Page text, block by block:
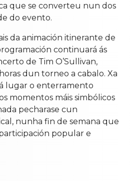
que se converteu nun dos
do evento.
da animación itinerante de
continuará ás
de Tim O’Sullivan,
dun torneo a cabalo. Xa
lugar o enterramento
momentos máis simbólicos
pecharase cun
nunha fin de semana que
popular e